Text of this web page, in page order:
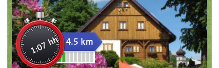
1:07 hh 4.5 km